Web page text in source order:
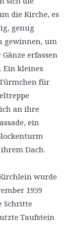
die Kirche, es
genug
gewinnen, um
erfassen
Ein kleines
für
an ihre
ein
Dach.
wurde
1959
Schritte
Taufstein